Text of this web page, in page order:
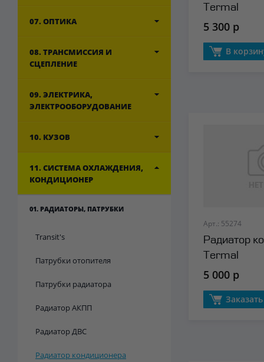
07. ОПТИКА
08. ТРАНСМИССИЯ И
СЦЕПЛЕНИЕ
09. ЭЛЕКТРИКА,
ЭЛЕКТРООБОРУДОВАНИЕ
10. КУЗОВ
11. СИСТЕМА ОХЛАЖДЕНИЯ,
КОНДИЦИОНЕР
01. РАДИАТОРЫ, ПАТРУБКИ
Transit's
Патрубки отопителя
Патрубки радиатора
Радиатор АКПП
Радиатор ДВС
Радиатор кондиционера
Termal
5 300 р
В
Арт.: 55274
Радиатор
Termal
5 000 р
Заказать